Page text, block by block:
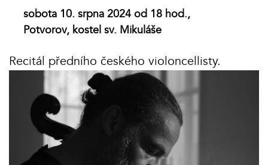
sobota 10. srpna 2024 od 18 hod.,
Potvorov, kostel sv. Mikuláše
Recitál předního českého violoncellisty.